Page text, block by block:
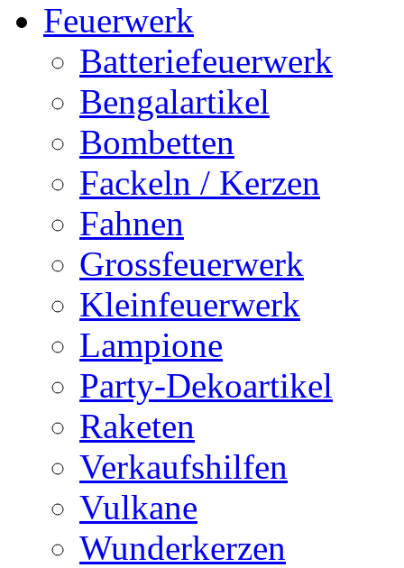
Feuerwerk
Batteriefeuerwerk
Bengalartikel
Bombetten
Fackeln / Kerzen
Fahnen
Grossfeuerwerk
Kleinfeuerwerk
Lampione
Party-Dekoartikel
Raketen
Verkaufshilfen
Vulkane
Wunderkerzen